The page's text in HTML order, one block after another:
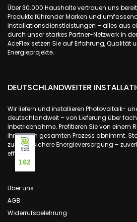
Über 30.000 Haushalte vertrauen uns
Produkte führender Marken und
Installationsdienstleistungen – alles aus
durch unser starkes Partner-Netzwerk in
AceFlex setzen Sie auf Erfahrung,
Energieprojekte.
DEUTSCHLANDWEITER
Wir liefern und installieren Photovoltaik-
deutschlandweit – von Lieferung über
Inbetriebnahme. Profitieren Sie von einem
Ihnen den gesamten Prozess abnimmt.
zukunftssichere Energieversorgung –
effizient.
Über uns
AGB
Widerrufsbelehrung
162